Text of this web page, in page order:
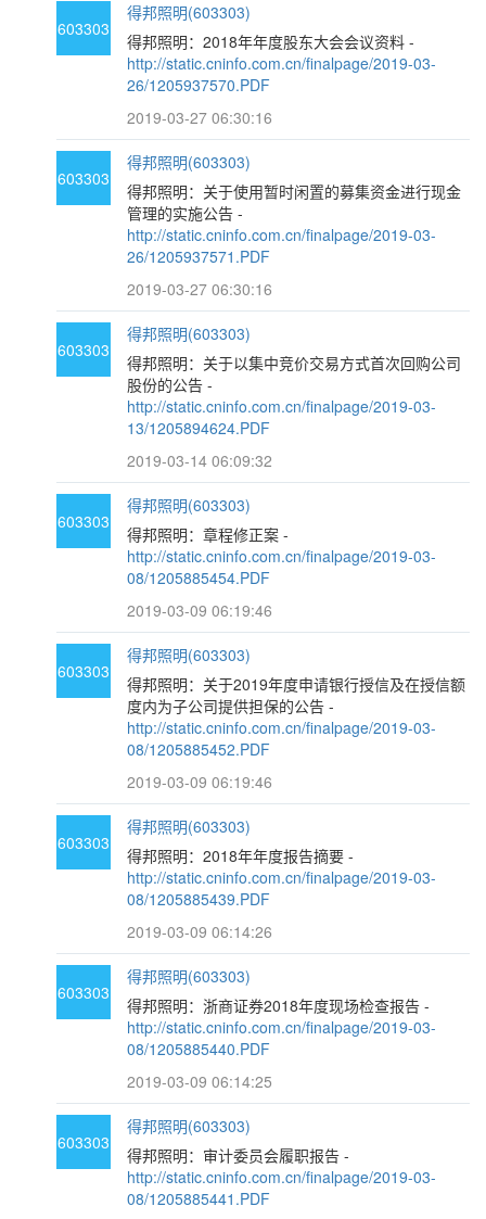
603303
得邦照明(603303)
得邦照明：2018年年度股东大会会议资料 -
http://static.cninfo.com.cn/finalpage/2019-03-
26/1205937570.PDF
2019-03-27 06:30:16
603303
得邦照明(603303)
得邦照明：关于使用暂时闲置的募集资金进行现金
管理的实施公告 -
http://static.cninfo.com.cn/finalpage/2019-03-
26/1205937571.PDF
2019-03-27 06:30:16
603303
得邦照明(603303)
得邦照明：关于以集中竞价交易方式首次回购公司
股份的公告 -
http://static.cninfo.com.cn/finalpage/2019-03-
13/1205894624.PDF
2019-03-14 06:09:32
603303
得邦照明(603303)
得邦照明：章程修正案 -
http://static.cninfo.com.cn/finalpage/2019-03-
08/1205885454.PDF
2019-03-09 06:19:46
603303
得邦照明(603303)
得邦照明：关于2019年度申请银行授信及在授信额
度内为子公司提供担保的公告 -
http://static.cninfo.com.cn/finalpage/2019-03-
08/1205885452.PDF
2019-03-09 06:19:46
603303
得邦照明(603303)
得邦照明：2018年年度报告摘要 -
http://static.cninfo.com.cn/finalpage/2019-03-
08/1205885439.PDF
2019-03-09 06:14:26
603303
得邦照明(603303)
得邦照明：浙商证券2018年度现场检查报告 -
http://static.cninfo.com.cn/finalpage/2019-03-
08/1205885440.PDF
2019-03-09 06:14:25
603303
得邦照明(603303)
得邦照明：审计委员会履职报告 -
http://static.cninfo.com.cn/finalpage/2019-03-
08/1205885441.PDF